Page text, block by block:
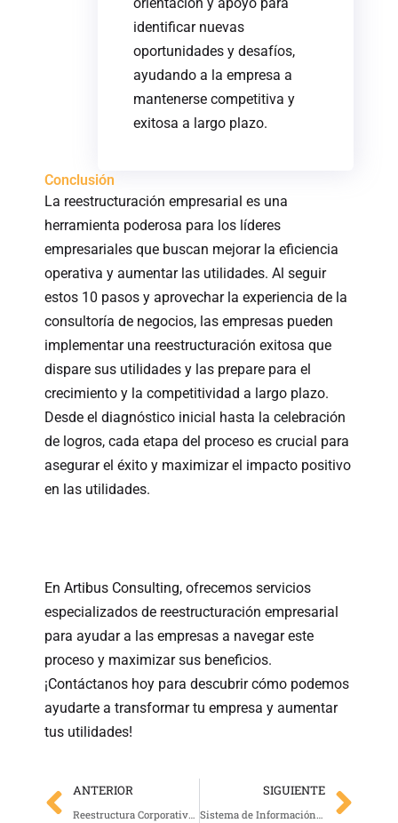
identificar nuevas
oportunidades y desafíos,
ayudando a la empresa a
mantenerse competitiva y
exitosa a largo plazo.
Conclusión
La reestructuración empresarial es una
herramienta poderosa para los líderes
empresariales que buscan mejorar la eficiencia
operativa y aumentar las utilidades. Al seguir
estos 10 pasos y aprovechar la experiencia de la
consultoría de negocios, las empresas pueden
implementar una reestructuración exitosa que
dispare sus utilidades y las prepare para el
crecimiento y la competitividad a largo plazo.
Desde el diagnóstico inicial hasta la celebración
de logros, cada etapa del proceso es crucial para
asegurar el éxito y maximizar el impacto positivo
en las utilidades.
En Artibus Consulting, ofrecemos servicios
especializados de reestructuración empresarial
para ayudar a las empresas a navegar este
proceso y maximizar sus beneficios.
¡Contáctanos hoy para descubrir cómo podemos
ayudarte a transformar tu empresa y aumentar
tus utilidades!
Previo
ANTERIOR
Reestructura Corporativa: Impacto en las Utilidades para Líderes Empresariales
SIGUIENTE
Sistema de Información Gerencial: Herramienta Clave para la Toma de Decisiones Empresariales